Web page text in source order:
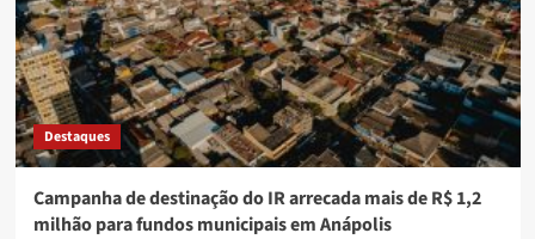
Destaques
Campanha de destinação do IR arrecada mais de R$ 1,2
milhão para fundos municipais em Anápolis